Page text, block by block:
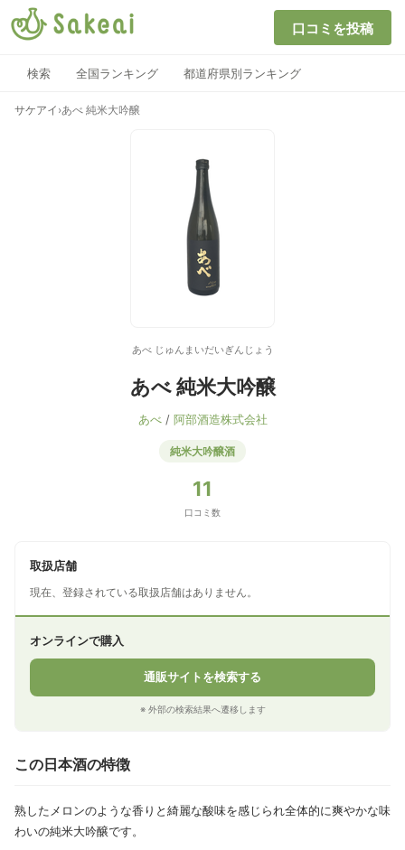
口コミを投稿
検索 全国ランキング 都道府県別ランキング
サケアイ ›あべ 純米大吟醸
あべ じゅんまいだいぎんじょう
あべ 純米大吟醸
あべ/ 阿部酒造株式会社
純米大吟醸酒
11
口コミ数
取扱店舗
現在、登録されている取扱店舗はありません。
オンラインで購入
通販サイトを検索する
※ 外部の検索結果へ遷移します
この日本酒の特徴
熟したメロンのような香りと綺麗な酸味を感じられ全体的に爽やかな味
わいの純米大吟醸です。